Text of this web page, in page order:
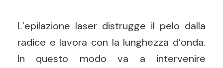
L’epilazione laser distrugge il pelo dalla
radice e lavora con la lunghezza d’onda.
In questo modo va a intervenire